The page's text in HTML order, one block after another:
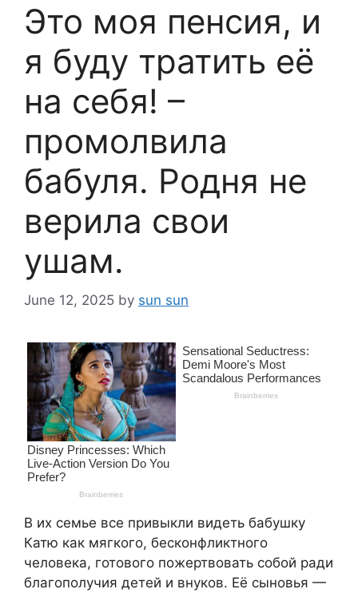
Это моя пенсия, и
я буду тратить её
на себя! –
промолвила
бабуля. Родня не
верила свои
ушам.
June 12, 2025 by sun sun
В их семье все привыкли видеть бабушку
Катю как мягкого, бесконфликтного
человека, готового пожертвовать собой ради
благополучия детей и внуков. Её сыновья —